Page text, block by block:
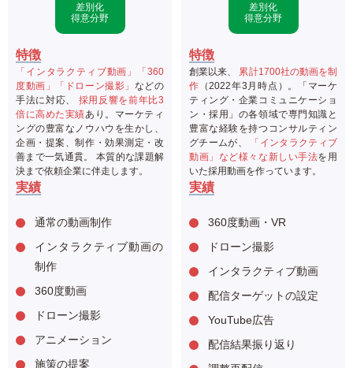
差別化
得意分野
特徴
「インタラクティブ動画」「360
度動画」「ドローン撮影」 などの
手法に対応、 採用反響を前年比3
倍に高めた実績あり。マーケティ
ングの豊富なノウハウを生かし、
企画・提案、制作・効果測定・改
善まで一気通貫。 本質的な課題解
決まで依頼企業に伴走します。
実績
通常の動画制作
インタラクティブ動画の
制作
360度動画
ドローン撮影
アニメーション
施策の提案
差別化
得意分野
特徴
創業以来、 累計1700社の動画を制
作 （2022年3月時点）。「マーケ
ティング・企業コミュニケーショ
ン・採用」の各領域で専門知識と
豊富な経験を持つコンサルティン
グチームが、
「インタラクティブ
動画」など様々な新しい手法を用
いた採用動画を作っています。
実績
360度動画・VR
ドローン撮影
インタラクティブ動画
配信ターゲットの設定
YouTube広告
配信結果振り返り